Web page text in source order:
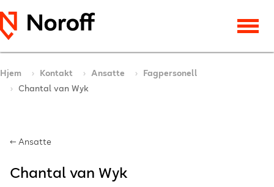
Hjem Kontakt Ansatte
Fagpersonell
Chantal van Wyk
← Ansatte
Chantal van Wyk